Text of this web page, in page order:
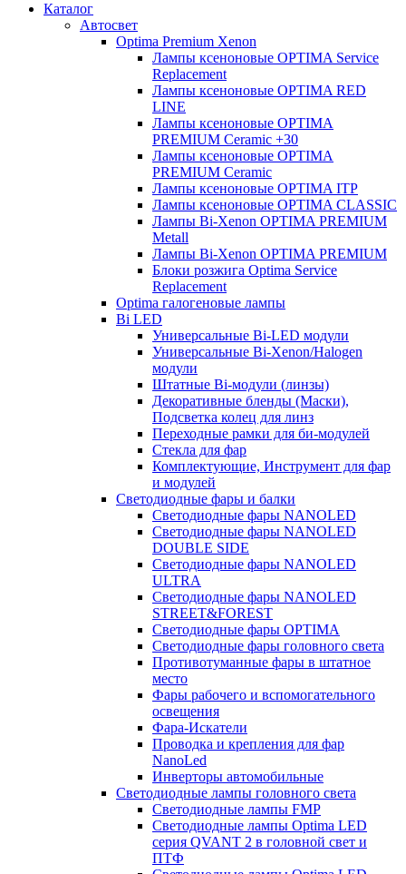
Каталог
Автосвет
Optima Premium Xenon
Лампы ксеноновые OPTIMA Service
Replacement
Лампы ксеноновые OPTIMA RED
LINE
Лампы ксеноновые OPTIMA
PREMIUM Ceramic +30
Лампы ксеноновые OPTIMA
PREMIUM Ceramic
Лампы ксеноновые OPTIMA ITP
Лампы ксеноновые OPTIMA CLASSIC
Лампы Bi-Xenon OPTIMA PREMIUM
Metall
Лампы Bi-Xenon OPTIMA PREMIUM
Блоки розжига Optima Service
Replacement
Optima галогеновые лампы
Bi LED
Универсальные Bi-LED модули
Универсальные Bi-Xenon/Halogen
модули
Штатные Bi-модули (линзы)
Декоративные бленды (Маски),
Подсветка колец для линз
Переходные рамки для би-модулей
Стекла для фар
Комплектующие, Инструмент для фар
и модулей
Светодиодные фары и балки
Светодиодные фары NANOLED
Светодиодные фары NANOLED
DOUBLE SIDE
Светодиодные фары NANOLED
ULTRA
Светодиодные фары NANOLED
STREET&FOREST
Светодиодные фары OPTIMA
Светодиодные фары головного света
Противотуманные фары в штатное
место
Фары рабочего и вспомогательного
освещения
Фара-Искатели
Проводка и крепления для фар
NanoLed
Инверторы автомобильные
Светодиодные лампы головного света
Светодиодные лампы FMP
Светодиодные лампы Optima LED
серия QVANT 2 в головной свет и
ПТФ